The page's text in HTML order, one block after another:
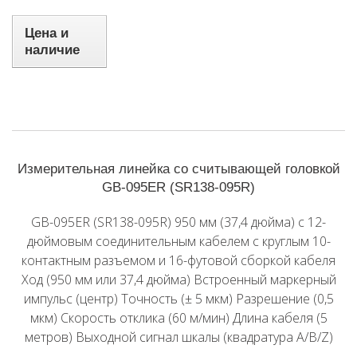
Цена и
наличие
Измерительная линейка со считывающей головкой
GB-095ER (SR138-095R)
GB-095ER (SR138-095R) 950 мм (37,4 дюйма) с 12-
дюймовым соединительным кабелем с круглым 10-
контактным разъемом и 16-футовой сборкой кабеля
Ход (950 мм или 37,4 дюйма) Встроенный маркерный
импульс (центр) Точность (± 5 мкм) Разрешение (0,5
мкм) Скорость отклика (60 м/мин) Длина кабеля (5
метров) Выходной сигнал шкалы (квадратура A/B/Z)